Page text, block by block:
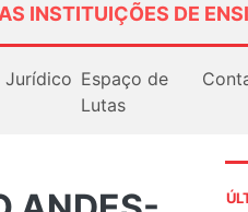
INSTITUIÇÕES DE
Jurídico Espaço de
Lutas